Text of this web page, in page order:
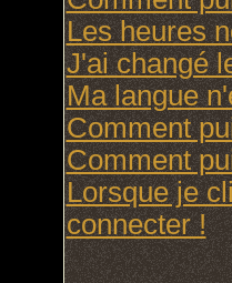
Les heures
J'ai changé
Ma langue
Comment
Comment
Lorsque je
connecter !